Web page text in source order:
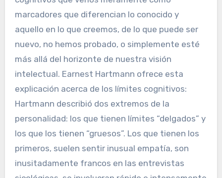
marcadores que diferencian lo conocido y
aquello en lo que creemos, de lo que puede ser
nuevo, no hemos probado, o simplemente esté
más allá del horizonte de nuestra visión
intelectual. Earnest Hartmann ofrece esta
explicación acerca de los límites cognitivos:
Hartmann describió dos extremos de la
personalidad: los que tienen límites “delgados” y
los que los tienen “gruesos”. Los que tienen los
primeros, suelen sentir inusual empatía, son
inusitadamente francos en las entrevistas